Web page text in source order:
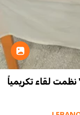
لقاء تكريمياً